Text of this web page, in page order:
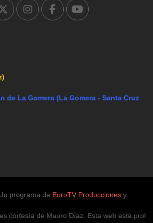
de La Gomera (La Gomera - Santa Cruz
programa de EuroTV Producciones y
de Mauro Díaz. Esta web está